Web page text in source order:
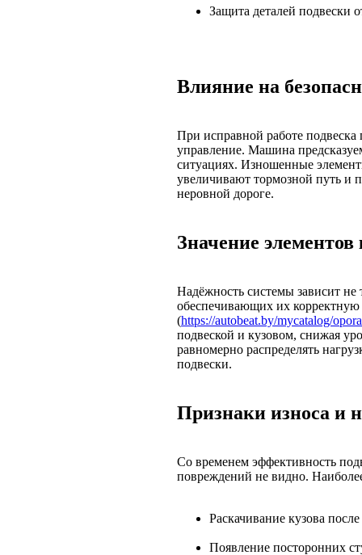
Защита деталей подвески
Влияние на
При исправной работе подвеска
управление. Машина
ситуациях. Изношенные
увеличивают тормозной путь и
неровной дороге.
Значение
Надёжность системы зависит не
обеспечивающих их корректную
(https://autobeat.by/mycatalog/
подвеской и кузовом, снижая
равномерно распределять
подвески.
Признаки износа и
Со временем эффективность
повреждений не видно.
Раскачивание кузова
Появление посторонних